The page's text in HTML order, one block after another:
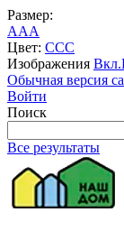
Размер:
AAA
Цвет: CCC
Изображения Вкл.
Обычная версия
Войти
Поиск
Все результаты